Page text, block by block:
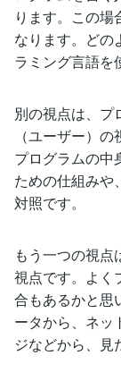
ります。この場
なります。どの
ラミング言語を
別の視点は、プ
（ユーザー）
プログラムの中
ための仕組みや
対照です。
もう一つの視
視点です。よく
合もあるかと思
ータから、ネッ
ジなどから、見